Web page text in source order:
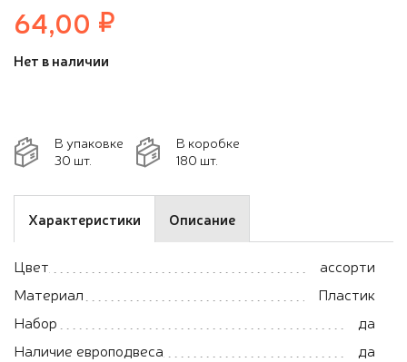
64,00
Нет в наличии
В упаковке
30 шт.
В коробке
180 шт.
Характеристики Описание
Цвет
ассорти
Материал
Пластик
Набор
да
Наличие европодвеса
да